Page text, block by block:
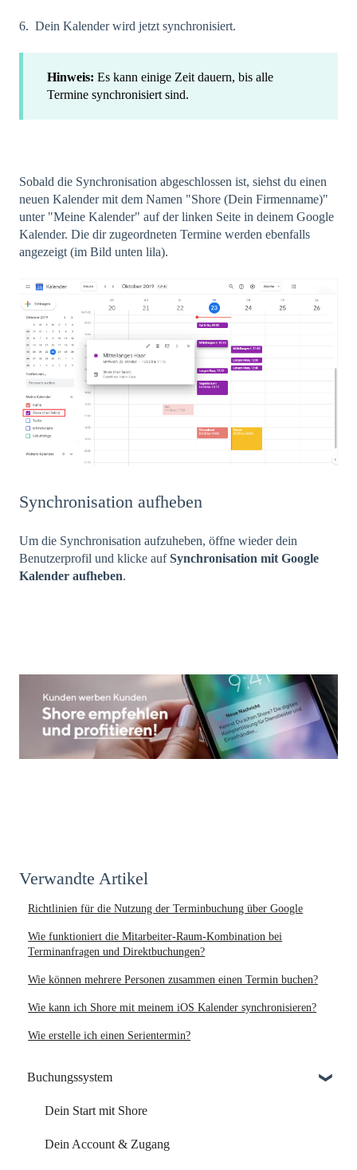
6. Dein Kalender wird jetzt synchronisiert.
Hinweis: Es kann einige Zeit dauern, bis alle
Termine synchronisiert sind.
Sobald die Synchronisation abgeschlossen ist, siehst du einen
neuen Kalender mit dem Namen "Shore (Dein Firmenname)"
unter "Meine Kalender" auf der linken Seite in deinem Google
Kalender. Die dir zugeordneten Termine werden ebenfalls
angezeigt (im Bild unten lila).
Synchronisation aufheben
Um die Synchronisation aufzuheben, öffne wieder dein
Benutzerprofil und klicke aufSynchronisation mit Google
Kalender aufheben.
Verwandte Artikel
Richtlinien für die Nutzung der Terminbuchung über Google
Wie funktioniert die Mitarbeiter-Raum-Kombination bei
Terminanfragen und Direktbuchungen?
Wie können mehrere Personen zusammen einen Termin buchen?
Wie kann ich Shore mit meinem iOS Kalender synchronisieren?
Wie erstelle ich einen Serientermin?
Buchungssystem
Dein Start mit Shore
Dein Account & Zugang